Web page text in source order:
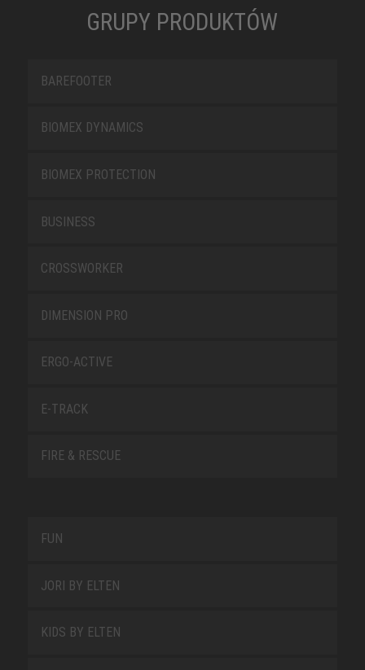
GRUPY PRODUKTÓW
BAREFOOTER
BIOMEX DYNAMICS
BIOMEX PROTECTION
BUSINESS
CROSSWORKER
DIMENSION PRO
ERGO-ACTIVE
E-TRACK
FIRE & RESCUE
FUN
JORI BY ELTEN
KIDS BY ELTEN